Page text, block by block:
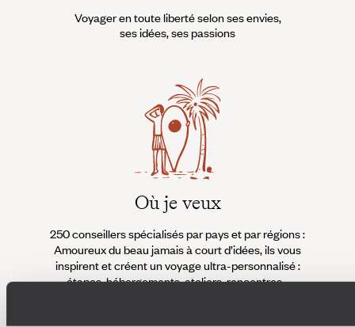
Voyager en toute liberté selon ses envies,
ses idées, ses passions
Où je veux
250 conseillers spécialisés par pays et par régions :
Amoureux du beau jamais à court d’idées, ils vous
inspirent et créent un voyage ultra-personnalisé :
étapes, hébergements, ateliers, rencontres…